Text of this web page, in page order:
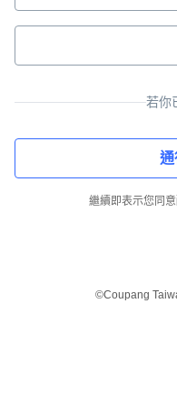
若你
通
繼續即表示您同
©Coupang